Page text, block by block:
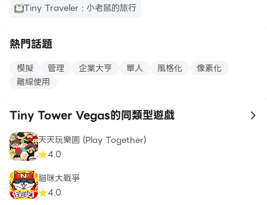
Tiny Traveler : 小老鼠的旅行
熱門話題
模擬 管理 企業大亨 單人 風格化
像素化
離線使用
Tiny Tower Vegas的同類型遊戲 to
天天玩樂園 (Play Together)
4.0
貓咪大戰爭
4.0